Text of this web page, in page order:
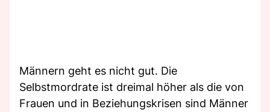
Männern geht es nicht gut. Die
Selbstmordrate ist dreimal höher als die von
Frauen und in Beziehungskrisen sind Männer